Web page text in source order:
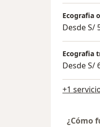
Ecografia
Desde S/
Ecografia
Desde S/
+1
¿Cómo